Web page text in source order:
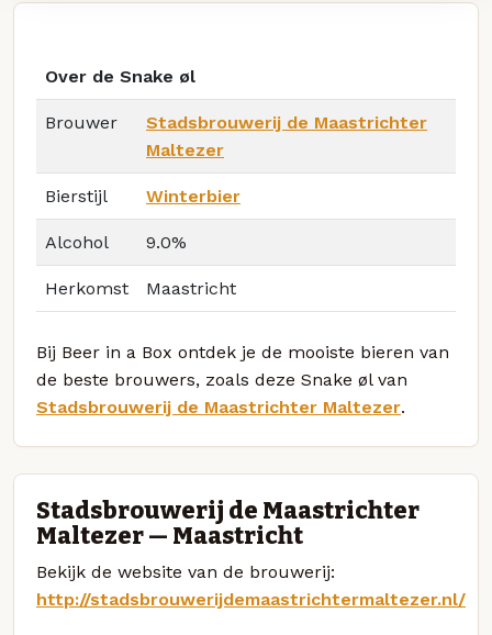
Over de Snake øl
Brouwer
Stadsbrouwerij de Maastrichter
Maltezer
Bierstijl Winterbier
Alcohol 9.0%
Herkomst Maastricht
Bij Beer in a Box ontdek je de mooiste bieren van
de beste brouwers, zoals deze Snake øl van
Stadsbrouwerij de Maastrichter Maltezer.
Stadsbrouwerij de Maastrichter
Maltezer — Maastricht
Bekijk de website van de brouwerij:
http://stadsbrouwerijdemaastrichtermaltezer.nl/